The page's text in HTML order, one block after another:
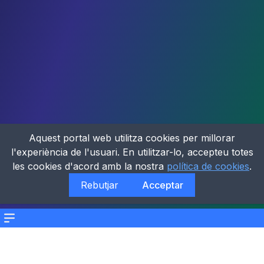
Menu
Aquest portal web utilitza cookies per millorar
l'experiència de l'usuari. En utilitzar-lo, accepteu totes
les cookies d'acord amb la nostra política de cookies.
Rebutjar
Acceptar